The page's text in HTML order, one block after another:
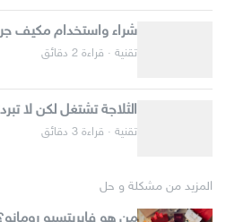
شراء واستخدام مكيف
تقنية · قراءة 2 دقائق
الثلاجة تشتغل لكن لا
تقنية · قراءة 3 دقائق
المزيد من مشكلة و حل